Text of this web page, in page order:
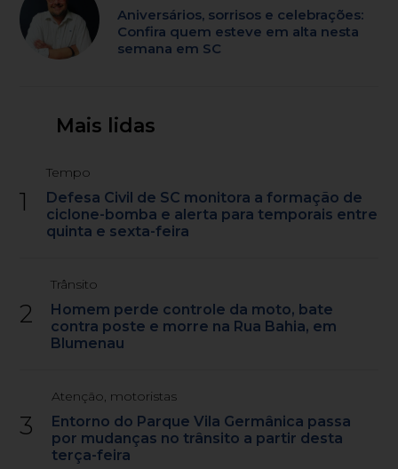
Aniversários, sorrisos e celebrações:
Confira quem esteve em alta nesta
semana em SC
Mais lidas
1
Tempo
Defesa Civil de SC monitora a formação de
ciclone-bomba e alerta para temporais entre
quinta e sexta-feira
2
Trânsito
Homem perde controle da moto, bate
contra poste e morre na Rua Bahia, em
Blumenau
3
Atenção, motoristas
Entorno do Parque Vila Germânica passa
por mudanças no trânsito a partir desta
terça-feira